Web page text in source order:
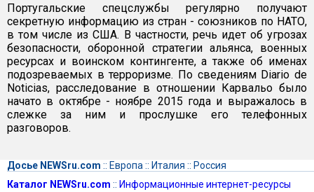
Португальские спецслужбы регулярно получают
секретную информацию из стран - союзников по НАТО,
в том числе из США. В частности, речь идет об угрозах
безопасности, оборонной стратегии альянса, военных
ресурсах и воинском контингенте, а также об именах
подозреваемых в терроризме. По сведениям Diario de
Noticias, расследование в отношении Карвальо было
начато в октябре - ноябре 2015 года и выражалось в
слежке за ним и прослушке его телефонных
разговоров.
Досье NEWSru.com :: Европа :: Италия :: Россия
Каталог NEWSru.com :: Информационные интернет-ресурсы